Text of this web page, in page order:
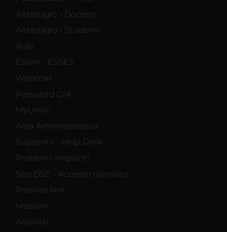
Antiplagio - Docenti
Antiplagio - Studenti
Aule
Esami - ESSE3
Webmail
Password GIA
MyUnivr
Area Amministrativa
Supporto - Help Desk
Problemi Impianti
Sito DSE - Accesso riservato
Prestito libri
Missioni
Acquisti